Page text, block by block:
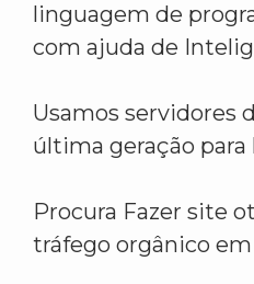
linguagem de
com ajuda de
Usamos servidores
última geração para
Procura Fazer site
tráfego orgânico em